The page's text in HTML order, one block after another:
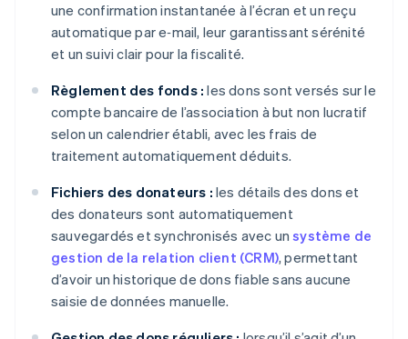
une confirmation instantanée à l’écran et un reçu
automatique par e‑mail, leur garantissant sérénité
et un suivi clair pour la fiscalité.
Règlement des fonds : les dons sont versés sur le
compte bancaire de l’association à but non lucratif
selon un calendrier établi, avec les frais de
traitement automatiquement déduits.
Fichiers des donateurs : les détails des dons et
des donateurs sont automatiquement
sauvegardés et synchronisés avec unsystème de
gestion de la relation client (CRM), permettant
d’avoir un historique de dons fiable sans aucune
saisie de données manuelle.